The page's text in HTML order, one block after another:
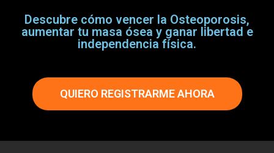
Descubre cómo vencer la Osteoporosis,
aumentar tu masa ósea y ganar libertad e
independencia física.
QUIERO REGISTRARME AHORA